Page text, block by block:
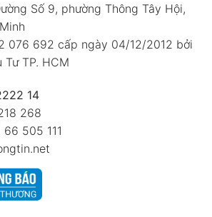
Số 9, phường Thông Tây Hội,
076 692 cấp ngày 04/12/2012 bởi
Tư TP. HCM
14
268
505 111